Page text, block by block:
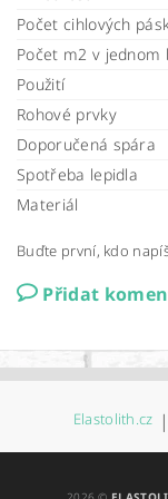
Počet cihlových
Počet m2 v jednom
Použití
Rohové prvky
Doporučená spára
Spotřeba lepidla
Materiál
Buďte první, kdo
Přidat
Elastolith.cz |